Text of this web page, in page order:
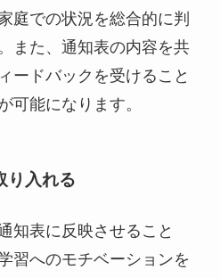
庭での状況を総合的に判
また、通知表の内容を共
ードバックを受けること
可能になります。
り入れる
知表に反映させること
習へのモチベーションを